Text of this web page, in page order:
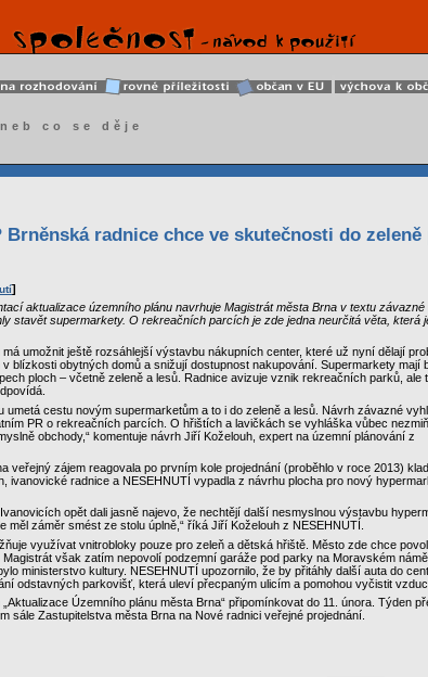
co se děje
Brněnská radnice chce ve skutečnosti do
]
aktualizace územního plánu navrhuje Magistrát města Brna v textu závazné
stavět supermarkety. O rekreačních parcích je zde jedna neurčitá věta, která
umožnit ještě rozsáhlejší výstavbu nákupních center, které už nyní dělají
blízkosti obytných domů a snižují dostupnost nakupování. Supermarkety mají
ploch – včetně zeleně a lesů. Radnice avizuje vznik rekreačních parků, ale
umetá cestu novým supermarketům a to i do zeleně a lesů. Návrh závazné
PR o rekreačních parcích. O hřištích a lavičkách se vyhláška vůbec
obchody,“ komentuje návrh Jiří Koželouh, expert na územní plánování z
veřejný zájem reagovala po prvním kole projednání (proběhlo v roce 2013)
ivanovické radnice a NESEHNUTÍ vypadla z návrhu plocha pro nový
opět dali jasně najevo, že nechtějí další nesmyslnou výstavbu
měl záměr smést ze stolu úplně,“ říká Jiří Koželouh z NESEHNUTÍ.
využívat vnitrobloky pouze pro zeleň a dětská hřiště. Město zde chce
však zatím nepovolí podzemní garáže pod parky na Moravském
ministerstvo kultury. NESEHNUTÍ upozornilo, že by přitáhly další auta do
odstavných parkovišť, která uleví přecpaným ulicím a pomohou vyčistit
Územního plánu města Brna“ připomínkovat do 11. února. Týden
sále Zastupitelstva města Brna na Nové radnici veřejné projednání.